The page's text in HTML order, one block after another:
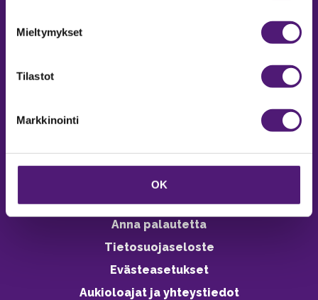
Mieltymykset
Tilastot
Markkinointi
OK
Vastuullisuus
Ympäristöohjelma
Avoimet työpaikat
Anna palautetta
Tietosuojaseloste
Evästeasetukset
Aukioloajat ja yhteystiedot